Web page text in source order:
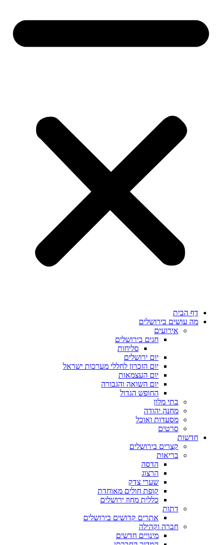
דף הבית
מה עושים בירושלים
אירועים
חגים בירושלים
סליחות
יום ירושלים
יום הזכרון לחללי מערכות ישראל
יום העצמאות
יום השואה והגבורה
החופש הגדול
בתי מלון
מחנה יהודה
מסעדות ואוכל
סרטים
חדשות
קצרים בירושלים
בריאות
הדסה
הרצוג
שערי צדק
קופת חולים מאוחדת
כללית מחוז ירושלים
דתות
אתרים קדושים בירושלים
חברה וקהילה
מינויים חדשים